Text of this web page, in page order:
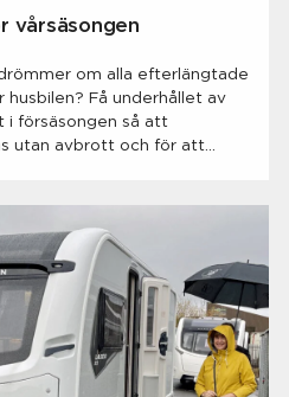
vårsäsongen
om alla efterlängtade
Få underhållet av
i försäsongen så att
utan avbrott och för att